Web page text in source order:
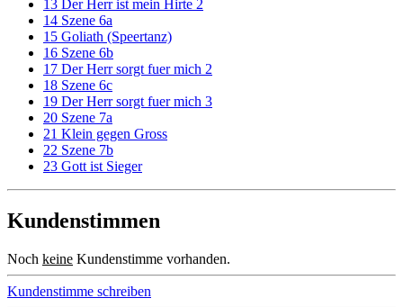
13 Der Herr ist mein Hirte 2
14 Szene 6a
15 Goliath (Speertanz)
16 Szene 6b
17 Der Herr sorgt fuer mich 2
18 Szene 6c
19 Der Herr sorgt fuer mich 3
20 Szene 7a
21 Klein gegen Gross
22 Szene 7b
23 Gott ist Sieger
Kundenstimmen
Noch keine Kundenstimme vorhanden.
Kundenstimme schreiben